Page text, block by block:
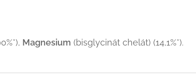
Magnesium (bisglycinát chelát) (14,1%*).